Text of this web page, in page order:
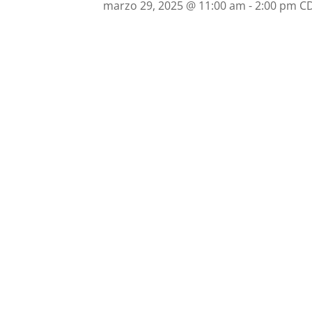
marzo 29, 2025 @ 11:00 am -2:00 pm